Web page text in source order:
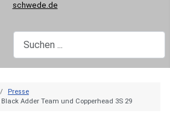
schwede.de
Presse
Black Adder Team und Copperhead 3S 29